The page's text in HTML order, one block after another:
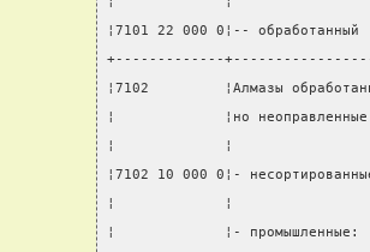
¦7101 22 000 0¦--
+-------------
¦7102         ¦Алмазы
¦             ¦но
¦             ¦
¦7102 10 000 0¦-
¦             ¦
¦             ¦-